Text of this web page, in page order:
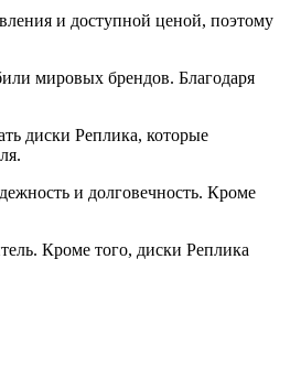
и доступной ценой, поэтому
мировых брендов. Благодаря
диски Реплика, которые
и долговечность. Кроме
Кроме того, диски Реплика